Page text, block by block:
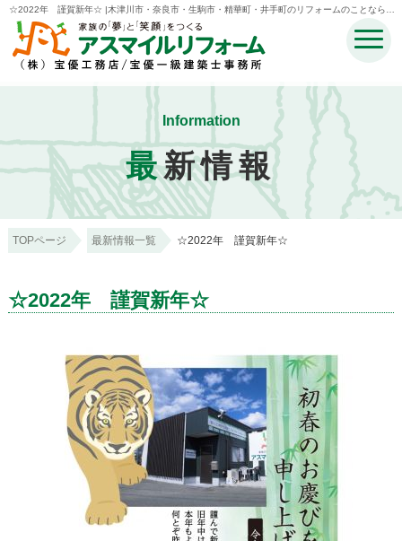
☆2022年 謹賀新年☆ |木津川市・奈良市・生駒市・精華町・井手町のリフォームのことなら宝
優工務店アスマイルリフォーム
Information
最新情報
TOPページ 最新情報一覧 ☆2022年 謹賀新年☆
☆2022年 謹賀新年☆